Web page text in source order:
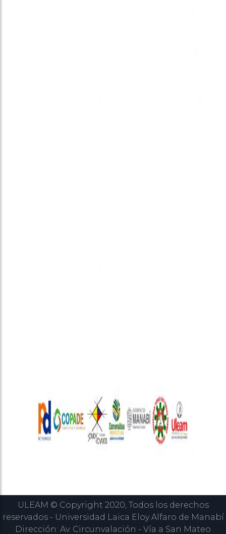
ULEAM © Copyright 2020, Todos los derechos
reservados - Universidad Laica Eloy Alfaro de Manabí
Dirección: Av. Circunvalación - Vía a San Mateo